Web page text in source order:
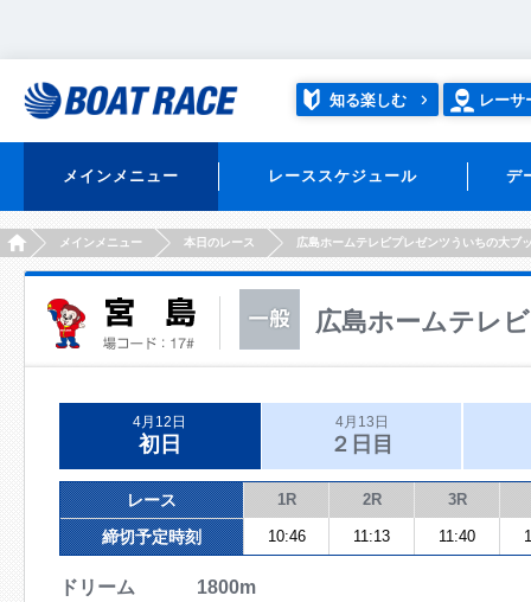
知る楽しむ レーサ
メインメニュー レーススケジュール デ
HOMEメインメニュー 本日のレース 広島ホームテレビプレゼンツういちの大ブ
広島ホームテレ
4月12日
初日
4月13日
２日目
レース 1R 2R 3R
締切予定時刻 10:46 11:13 11:40
ドリーム 1800m